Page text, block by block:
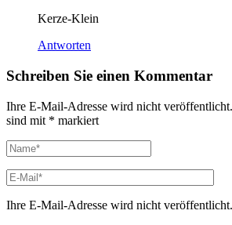
Kerze-Klein
Antworten
Schreiben Sie einen Kommentar
Ihre E-Mail-Adresse wird nicht veröffentlicht.
sind mit * markiert
Ihre E-Mail-Adresse wird nicht veröffentlicht.